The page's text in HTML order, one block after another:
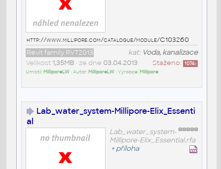
http://www.millipore.com/catalogue/module/C103260
kat: Voda, kanalizace
Revit family RVT2013
Staženo: 1074x
Velikost 1,35MB• ze dne 03.04.2013
Umístil: MilliporeLW• Autor: MilliporeLW• Výrobce: Millipore
Lab_water_system-Millipore-Elix_Essenti
al
Lab_water_system-
Millipore-Elix_Essential.rfa
+ příloha